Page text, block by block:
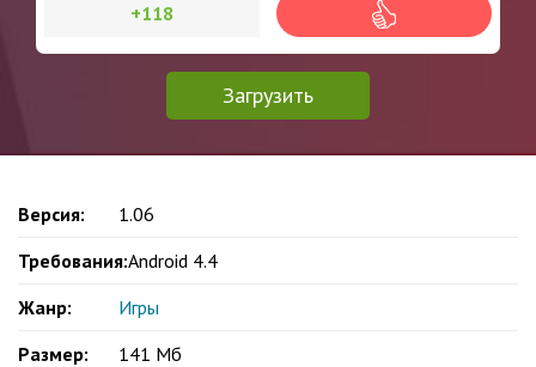
Загрузить
+118
Версия:
1.06
Требования:Android 4.4
Жанр:
Игры
Размер:
141 Mб